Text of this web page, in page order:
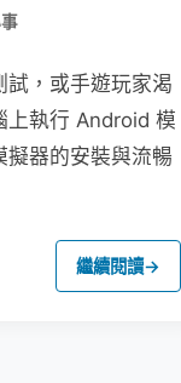
試，或手遊玩家渴
上執行 Android 模
器的安裝與流暢
繼續閱讀→